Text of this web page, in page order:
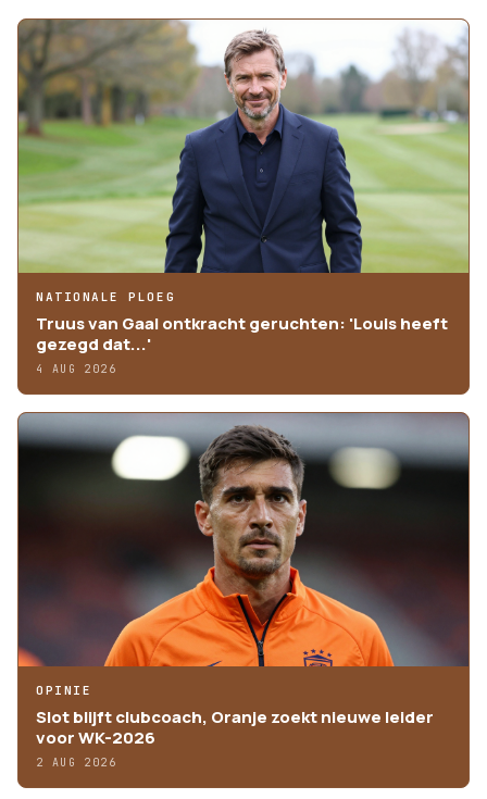
NATIONALE PLOEG
Truus van Gaal ontkracht geruchten: 'Louis heeft
gezegd dat...'
4 AUG 2026
OPINIE
Slot blijft clubcoach, Oranje zoekt nieuwe leider
voor WK-2026
2 AUG 2026